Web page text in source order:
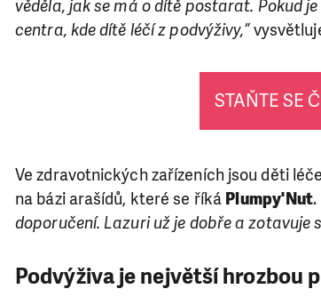
věděla, jak se má o dítě postarat. Pokud
centra, kde dítě léčí z podvýživy,”
STAŇTE SE
Ve zdravotnických zařízeních jsou děti
na bázi arašídů, které se říká Plumpy'Nut.
doporučení. Lazuri už je dobře a zotavuje
Podvýživa je největší hrozbou